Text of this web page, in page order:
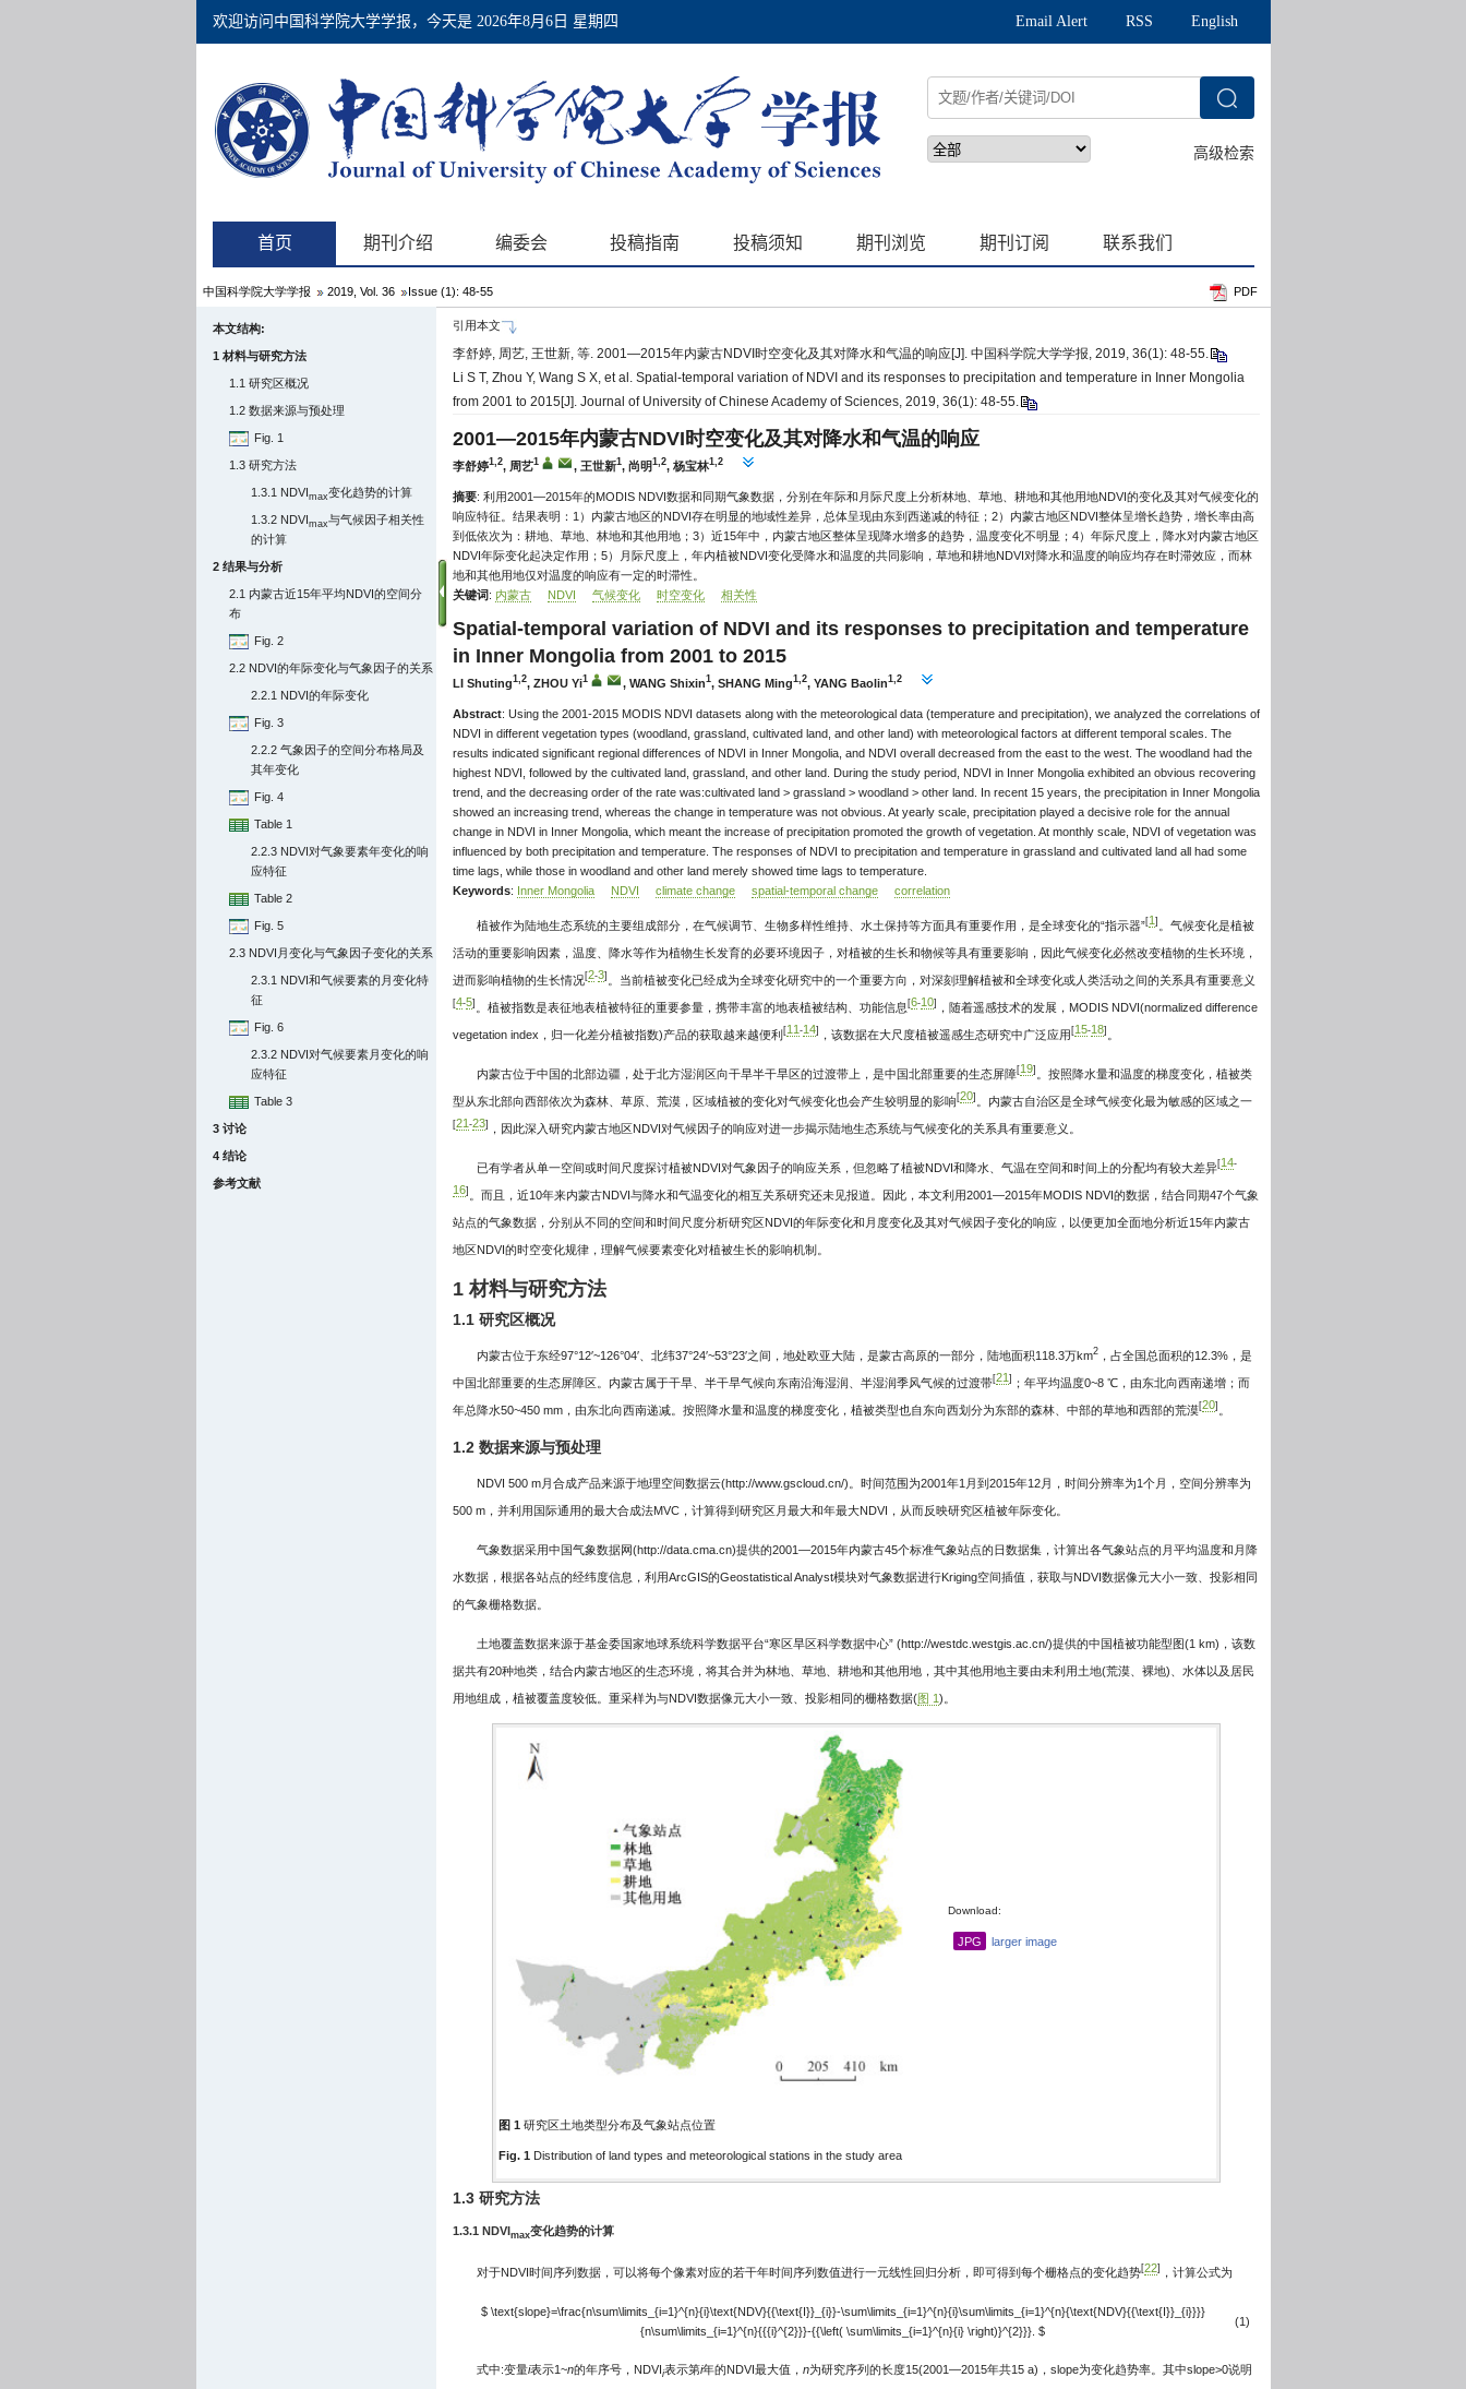
中国科学院大学学报 2019, Vol. 36 Issue (1): 48-55 PDF
本文结构:
1 材料与研究方法
1.1 研究区概况
1.2 数据来源与预处理
Fig. 1
1.3 研究方法
1.3.1 NDVImax变化趋势的计算
1.3.2 NDVImax与气候因子相关性
的计算
2 结果与分析
2.1 内蒙古近15年平均NDVI的空间分
布
Fig. 2
2.2 NDVI的年际变化与气象因子的关系
2.2.1 NDVI的年际变化
Fig. 3
2.2.2 气象因子的空间分布格局及
其年变化
Fig. 4
Table 1
2.2.3 NDVI对气象要素年变化的响
应特征
Table 2
Fig. 5
2.3 NDVI月变化与气象因子变化的关系
2.3.1 NDVI和气候要素的月变化特
征
Fig. 6
2.3.2 NDVI对气候要素月变化的响
应特征
Table 3
3 讨论
4 结论
参考文献
引用本文
李舒婷, 周艺, 王世新, 等. 2001—2015年内蒙古NDVI时空变化及其对降水和气温的响应[J]. 中国科学院大学学报, 2019, 36(1): 48-55.
Li S T, Zhou Y, Wang S X, et al. Spatial-temporal variation of NDVI and its responses to precipitation and temperature in Inner Mongolia
from 2001 to 2015[J]. Journal of University of Chinese Academy of Sciences, 2019, 36(1): 48-55.
2001—2015年内蒙古NDVI时空变化及其对降水和气温的响应
李舒婷1,2, 周艺1 , 王世新1, 尚明1,2, 杨宝林1,2
摘要: 利用2001—2015年的MODIS NDVI数据和同期气象数据，分别在年际和月际尺度上分析林地、草地、耕地和其他用地NDVI的变化及其对气候变化的
响应特征。结果表明：1）内蒙古地区的NDVI存在明显的地域性差异，总体呈现由东到西递减的特征；2）内蒙古地区NDVI整体呈增长趋势，增长率由高
到低依次为：耕地、草地、林地和其他用地；3）近15年中，内蒙古地区整体呈现降水增多的趋势，温度变化不明显；4）年际尺度上，降水对内蒙古地区
NDVI年际变化起决定作用；5）月际尺度上，年内植被NDVI变化受降水和温度的共同影响，草地和耕地NDVI对降水和温度的响应均存在时滞效应，而林
地和其他用地仅对温度的响应有一定的时滞性。
关键词 : 内蒙古 NDVI 气候变化 时空变化 相关性
Spatial-temporal variation of NDVI and its responses to precipitation and temperature
in Inner Mongolia from 2001 to 2015
LI Shuting1,2, ZHOU Yi1 , WANG Shixin1, SHANG Ming1,2, YANG Baolin1,2
Abstract: Using the 2001-2015 MODIS NDVI datasets along with the meteorological data (temperature and precipitation), we analyzed the correlations of
NDVI in different vegetation types (woodland, grassland, cultivated land, and other land) with meteorological factors at different temporal scales. The
results indicated significant regional differences of NDVI in Inner Mongolia, and NDVI overall decreased from the east to the west. The woodland had the
highest NDVI, followed by the cultivated land, grassland, and other land. During the study period, NDVI in Inner Mongolia exhibited an obvious recovering
trend, and the decreasing order of the rate was:cultivated land > grassland > woodland > other land. In recent 15 years, the precipitation in Inner Mongolia
showed an increasing trend, whereas the change in temperature was not obvious. At yearly scale, precipitation played a decisive role for the annual
change in NDVI in Inner Mongolia, which meant the increase of precipitation promoted the growth of vegetation. At monthly scale, NDVI of vegetation was
influenced by both precipitation and temperature. The responses of NDVI to precipitation and temperature in grassland and cultivated land all had some
time lags, while those in woodland and other land merely showed time lags to temperature.
Keywords: Inner Mongolia NDVI climate change spatial-temporal change correlation
植被作为陆地生态系统的主要组成部分，在气候调节、生物多样性维持、水土保持等方面具有重要作用，是全球变化的“指示器”[ 1] 。气候变化是植被
活动的重要影响因素，温度、降水等作为植物生长发育的必要环境因子，对植被的生长和物候等具有重要影响，因此气候变化必然改变植物的生长环境，
进而影响植物的生长情况 2-3] 。当前植被变化已经成为全球变化研究中的一个重要方向，对深刻理解植被和全球变化或人类活动之间的关系具有重要意义
4-5] 。植被指数是表征地表植被特征的重要参量，携带丰富的地表植被结构、功能信息 6-10] ，随着遥感技术的发展，MODIS NDVI(normalized difference
vegetation index，归一化差分植被指数)产品的获取越来越便利[ 11-14] ，该数据在大尺度植被遥感生态研究中广泛应用 15-18]
内蒙古位于中国的北部边疆，处于北方湿润区向干旱半干旱区的过渡带上，是中国北部重要的生态屏障[ 19] 。按照降水量和温度的梯度变化，植被类
型从东北部向西部依次为森林、草原、荒漠，区域植被的变化对气候变化也会产生较明显的影响 20] 。内蒙古自治区是全球气候变化最为敏感的区域之一
21-23] ，因此深入研究内蒙古地区NDVI对气候因子的响应对进一步揭示陆地生态系统与气候变化的关系具有重要意义。
已有学者从单一空间或时间尺度探讨植被NDVI对气象因子的响应关系，但忽略了植被NDVI和降水、气温在空间和时间上的分配均有较大差异 14-
16] 。而且，近10年来内蒙古NDVI与降水和气温变化的相互关系研究还未见报道。因此，本文利用2001—2015年MODIS NDVI的数据，结合同期47个气象
站点的气象数据，分别从不同的空间和时间尺度分析研究区NDVI的年际变化和月度变化及其对气候因子变化的响应，以便更加全面地分析近15年内蒙古
地区NDVI的时空变化规律，理解气候要素变化对植被生长的影响机制。
1 材料与研究方法
1.1 研究区概况
内蒙古位于东经97°12′~126°04′、北纬37°24′~53°23′之间，地处欧亚大陆，是蒙古高原的一部分，陆地面积118.3万km2，占全国总面积的12.3%，是
中国北部重要的生态屏障区。内蒙古属于干旱、半干旱气候向东南沿海湿润、半湿润季风气候的过渡带[ 21] ；年平均温度0~8 ℃，由东北向西南递增；而
年总降水50~450 mm，由东北向西南递减。按照降水量和温度的梯度变化，植被类型也自东向西划分为东部的森林、中部的草地和西部的荒漠[ 20]
1.2 数据来源与预处理
NDVI 500 m月合成产品来源于地理空间数据云(http://www.gscloud.cn/)。时间范围为2001年1月到2015年12月，时间分辨率为1个月，空间分辨率为
500 m，并利用国际通用的最大合成法MVC，计算得到研究区月最大和年最大NDVI，从而反映研究区植被年际变化。
气象数据采用中国气象数据网(http://data.cma.cn)提供的2001—2015年内蒙古45个标准气象站点的日数据集，计算出各气象站点的月平均温度和月降
水数据，根据各站点的经纬度信息，利用ArcGIS的Geostatistical Analyst模块对气象数据进行Kriging空间插值，获取与NDVI数据像元大小一致、投影相同
的气象栅格数据。
土地覆盖数据来源于基金委国家地球系统科学数据平台“寒区旱区科学数据中心” (http://westdc.westgis.ac.cn/)提供的中国植被功能型图(1 km)，该数
据共有20种地类，结合内蒙古地区的生态环境，将其合并为林地、草地、耕地和其他用地，其中其他用地主要由未利用土地(荒漠、裸地)、水体以及居民
用地组成，植被覆盖度较低。重采样为与NDVI数据像元大小一致、投影相同的栅格数据(图 1)。
Download:
JPG larger image
图 1 研究区土地类型分布及气象站点位置
Fig. 1 Distribution of land types and meteorological stations in the study area
1.3 研究方法
1.3.1 NDVImax变化趋势的计算
对于NDVI时间序列数据，可以将每个像素对应的若干年时间序列数值进行一元线性回归分析，即可得到每个栅格点的变化趋势[ 22] ，计算公式为
$ \text{slope}=\frac{n\sum\limits_{i=1}^{n}{i}\text{NDV}{{\text{I}}_{i}}-\sum\limits_{i=1}^{n}{i}\sum\limits_{i=1}^{n}{\text{NDV}{{\text{I}}_{i}}}}
{n\sum\limits_{i=1}^{n}{{{i}^{2}}}-{{\left( \sum\limits_{i=1}^{n}{i} \right)}^{2}}}. $
(1)
式中:变量i表示1~n的年序号，NDVIi表示第i年的NDVI最大值， n为研究序列的长度15(2001—2015年共15 a)，slope为变化趋势率。其中slope>0说明